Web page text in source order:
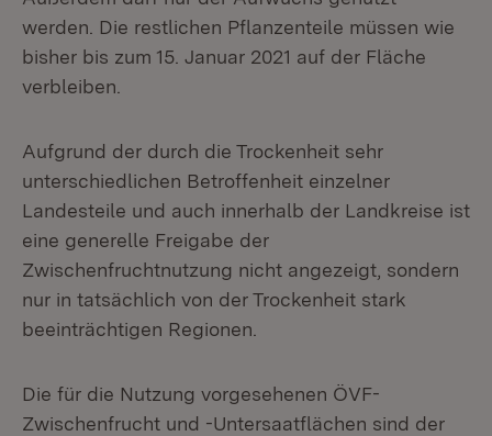
werden. Die restlichen Pflanzenteile müssen wie
bisher bis zum 15. Januar 2021 auf der Fläche
verbleiben.
Aufgrund der durch die Trockenheit sehr
unterschiedlichen Betroffenheit einzelner
Landesteile und auch innerhalb der Landkreise ist
eine generelle Freigabe der
Zwischenfruchtnutzung nicht angezeigt, sondern
nur in tatsächlich von der Trockenheit stark
beeinträchtigen Regionen.
Die für die Nutzung vorgesehenen ÖVF-
Zwischenfrucht und -Untersaatflächen sind der